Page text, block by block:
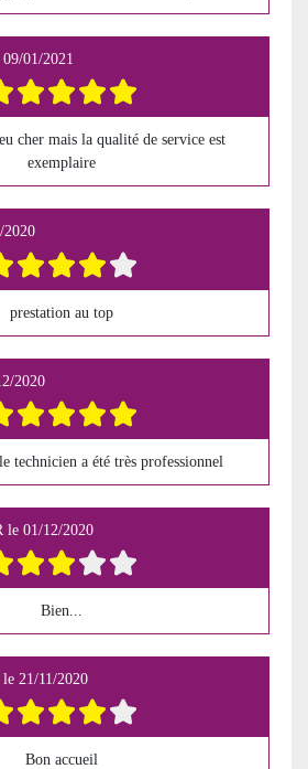
09/01/2021
cher mais la qualité de service est
exemplaire
2020
prestation au top
2020
technicien a été très professionnel
le 01/12/2020
Bien...
le 21/11/2020
Bon accueil